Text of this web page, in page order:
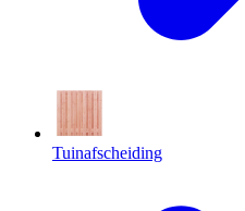
Tuinafscheiding